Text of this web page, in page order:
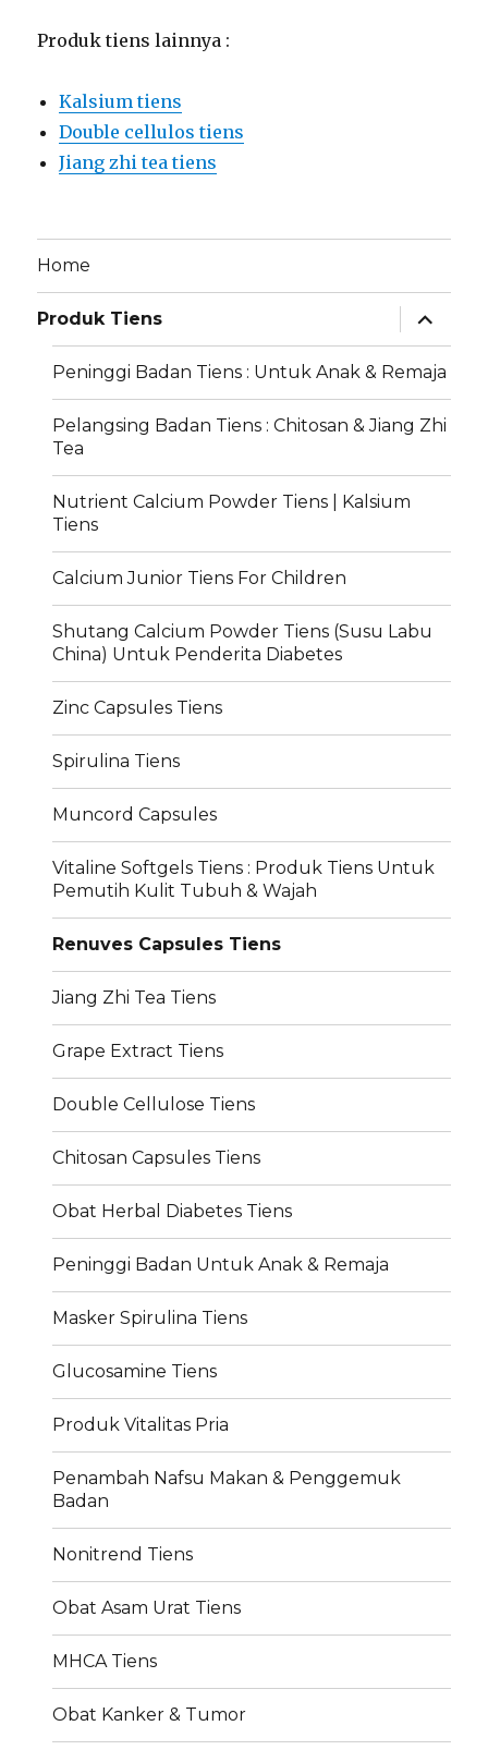
Produk tiens lainnya :
Kalsium tiens
Double cellulos tiens
Jiang zhi tea tiens
Home
Produk Tiens
expand
child
menu
Peninggi Badan Tiens : Untuk Anak & Remaja
Pelangsing Badan Tiens : Chitosan & Jiang Zhi
Tea
Nutrient Calcium Powder Tiens | Kalsium
Tiens
Calcium Junior Tiens For Children
Shutang Calcium Powder Tiens (Susu Labu
China) Untuk Penderita Diabetes
Zinc Capsules Tiens
Spirulina Tiens
Muncord Capsules
Vitaline Softgels Tiens : Produk Tiens Untuk
Pemutih Kulit Tubuh & Wajah
Renuves Capsules Tiens
Jiang Zhi Tea Tiens
Grape Extract Tiens
Double Cellulose Tiens
Chitosan Capsules Tiens
Obat Herbal Diabetes Tiens
Peninggi Badan Untuk Anak & Remaja
Masker Spirulina Tiens
Glucosamine Tiens
Produk Vitalitas Pria
Penambah Nafsu Makan & Penggemuk
Badan
Nonitrend Tiens
Obat Asam Urat Tiens
MHCA Tiens
Obat Kanker & Tumor